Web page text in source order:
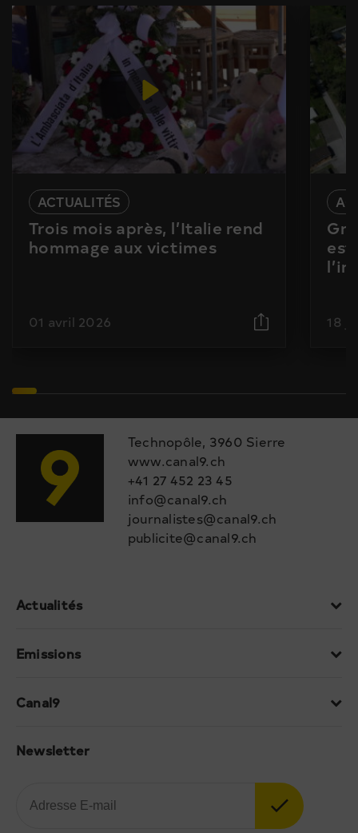
ACTUALITÉS
Trois mois après, l’Italie rend
hommage aux victimes
01 avril 2026
est
18
Technopôle, 3960 Sierre
www.canal9.ch
+41 27 452 23 45
info@canal9.ch
journalistes@canal9.ch
publicite@canal9.ch
Actualités
Emissions
Canal9
Newsletter